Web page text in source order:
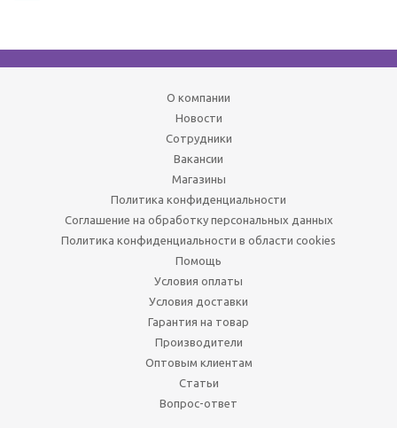
О компании
Новости
Сотрудники
Вакансии
Магазины
Политика конфиденциальности
Соглашение на обработку персональных данных
Политика конфиденциальности в области cookies
Помощь
Условия оплаты
Условия доставки
Гарантия на товар
Производители
Оптовым клиентам
Статьи
Вопрос-ответ